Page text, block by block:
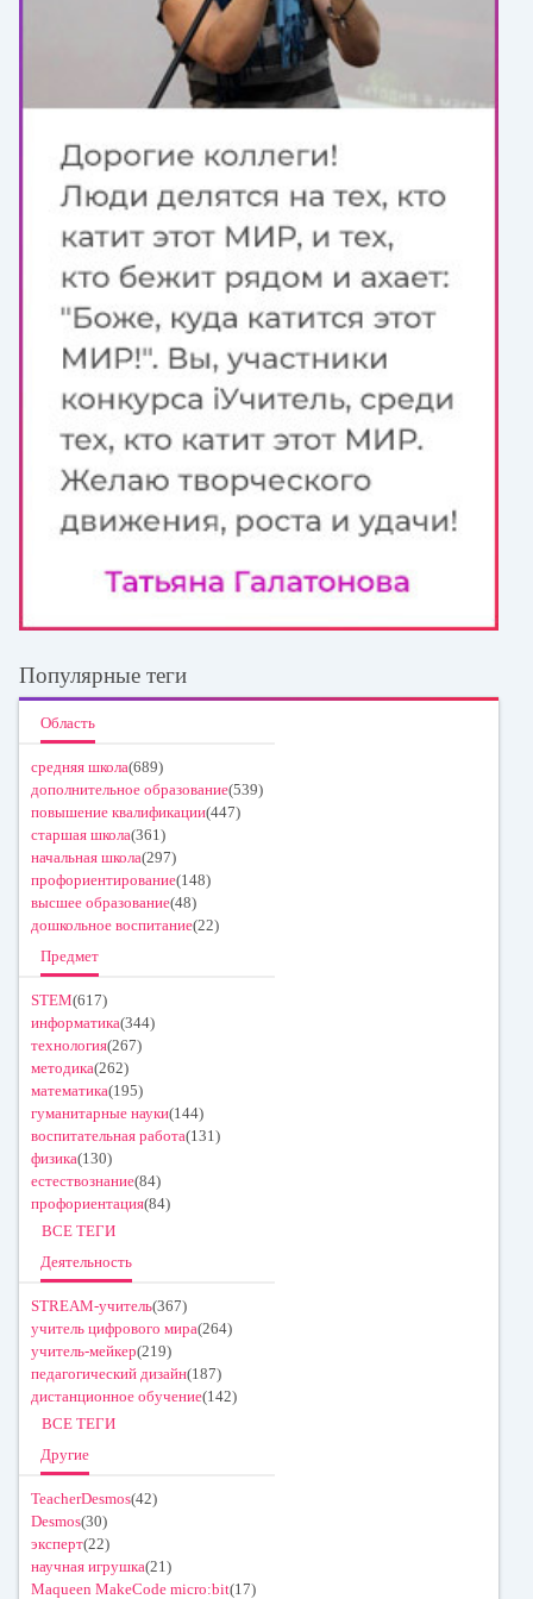
Популярные теги
Область
средняя школа(689)
дополнительное образование(539)
повышение квалификации(447)
старшая школа(361)
начальная школа(297)
профориентирование(148)
высшее образование(48)
дошкольное воспитание(22)
Предмет
STEM(617)
информатика(344)
технология(267)
методика(262)
математика(195)
гуманитарные науки(144)
воспитательная работа(131)
физика(130)
естествознание(84)
профориентация(84)
ВСЕ ТЕГИ
Деятельность
STREAM-учитель(367)
учитель цифрового мира(264)
учитель-мейкер(219)
педагогический дизайн(187)
дистанционное обучение(142)
ВСЕ ТЕГИ
Другие
TeacherDesmos(42)
Desmos(30)
эксперт(22)
научная игрушка(21)
Maqueen MakeCode micro:bit(17)